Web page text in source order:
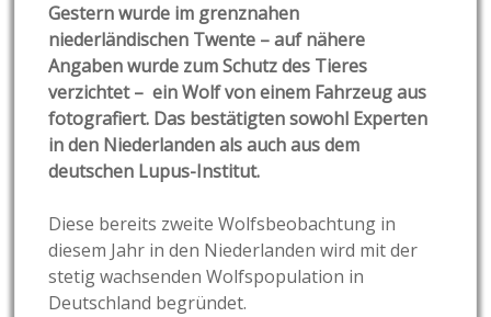
Gestern wurde im grenznahen
niederländischen Twente – auf nähere
Angaben wurde zum Schutz des Tieres
verzichtet – ein Wolf von einem Fahrzeug aus
fotografiert. Das bestätigten sowohl Experten
in den Niederlanden als auch aus dem
deutschen Lupus-Institut.
Diese bereits zweite Wolfsbeobachtung in
diesem Jahr in den Niederlanden wird mit der
stetig wachsenden Wolfspopulation in
Deutschland begründet.